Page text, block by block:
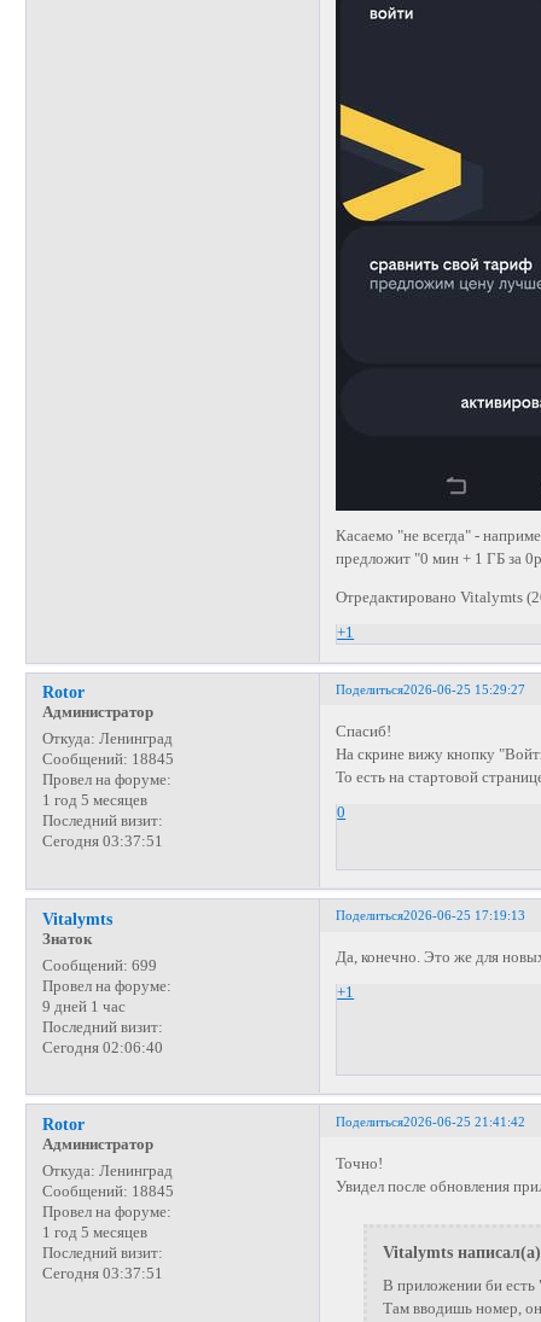
Касаемо "не всегда" -
предложит "0 мин + 1 ГБ за
Отредактировано Vitalymts
+1
Поделиться2026-06-25 15:29:27
Rotor
Администратор
Откуда: Ленинград
Сообщений: 18845
Провел на форуме:
1 год 5 месяцев
Последний визит:
Сегодня 03:37:51
Спасиб!
На скрине вижу кнопку
То есть на стартовой
0
Поделиться2026-06-25 17:19:13
Vitalymts
Знаток
Сообщений: 699
Провел на форуме:
9 дней 1 час
Последний визит:
Сегодня 02:06:40
Да, конечно. Это же для
+1
Поделиться2026-06-25 21:41:42
Rotor
Администратор
Откуда: Ленинград
Сообщений: 18845
Провел на форуме:
1 год 5 месяцев
Последний визит:
Сегодня 03:37:51
Точно!
Увидел после обновления
Vitalymts
В приложении би
Там вводишь номер,